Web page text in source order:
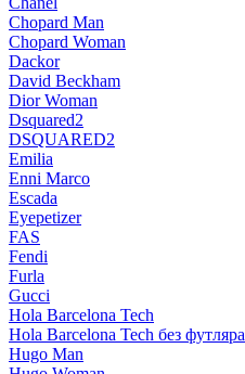
Chopard Man
Chopard Woman
Dackor
David Beckham
Dior Woman
Dsquared2
DSQUARED2
Emilia
Enni Marco
Escada
Eyepetizer
FAS
Fendi
Furla
Gucci
Hola Barcelona Tech
Hola Barcelona Tech без футляра
Hugo Man